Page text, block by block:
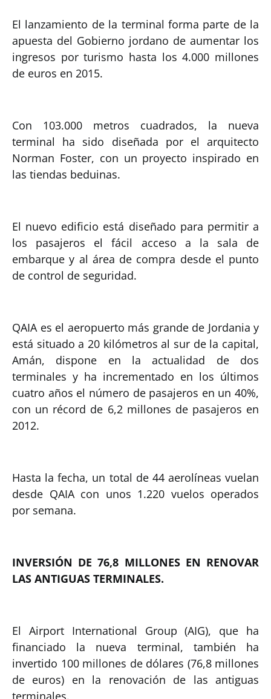
El lanzamiento de la terminal forma parte de la
apuesta del Gobierno jordano de aumentar los
ingresos por turismo hasta los 4.000 millones
de euros en 2015.
Con 103.000 metros cuadrados, la nueva
terminal ha sido diseñada por el arquitecto
Norman Foster, con un proyecto inspirado en
las tiendas beduinas.
El nuevo edificio está diseñado para permitir a
los pasajeros el fácil acceso a la sala de
embarque y al área de compra desde el punto
de control de seguridad.
QAIA es el aeropuerto más grande de Jordania y
está situado a 20 kilómetros al sur de la capital,
Amán, dispone en la actualidad de dos
terminales y ha incrementado en los últimos
cuatro años el número de pasajeros en un 40%,
con un récord de 6,2 millones de pasajeros en
2012.
Hasta la fecha, un total de 44 aerolíneas vuelan
desde QAIA con unos 1.220 vuelos operados
por semana.
INVERSIÓN DE 76,8 MILLONES EN RENOVAR
LAS ANTIGUAS TERMINALES.
El Airport International Group (AIG), que ha
financiado la nueva terminal, también ha
invertido 100 millones de dólares (76,8 millones
de euros) en la renovación de las antiguas